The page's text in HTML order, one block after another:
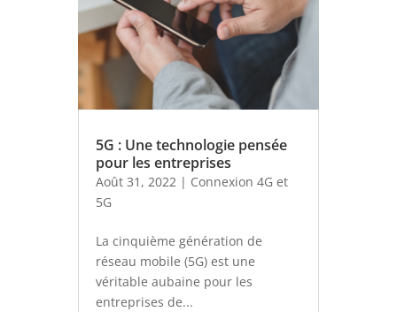
5G : Une technologie pensée
pour les entreprises
Août 31, 2022 | Connexion 4G et
5G
La cinquième génération de
réseau mobile (5G) est une
véritable aubaine pour les
entreprises de...